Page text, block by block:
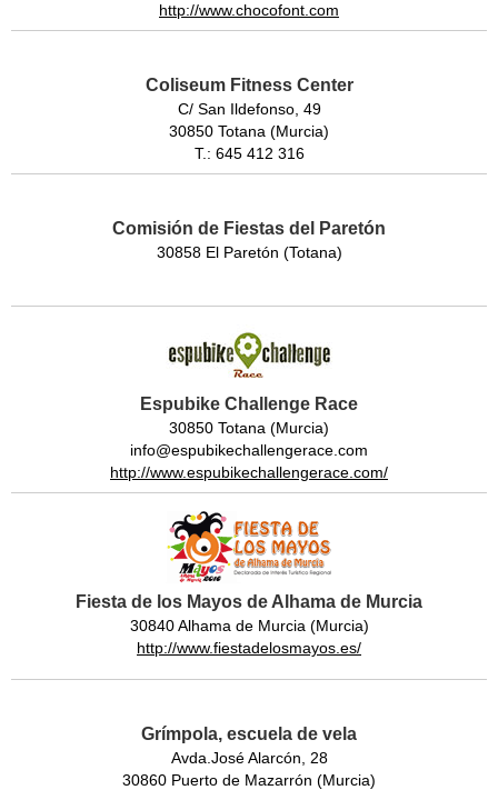
http://www.chocofont.com
Coliseum Fitness Center
C/ San Ildefonso, 49
30850 Totana (Murcia)
T.: 645 412 316
Comisión de Fiestas del Paretón
30858 El Paretón (Totana)
Espubike Challenge Race
30850 Totana (Murcia)
info@espubikechallengerace.com
http://www.espubikechallengerace.com/
Fiesta de los Mayos de Alhama de Murcia
30840 Alhama de Murcia (Murcia)
http://www.fiestadelosmayos.es/
Grímpola, escuela de vela
Avda.José Alarcón, 28
30860 Puerto de Mazarrón (Murcia)